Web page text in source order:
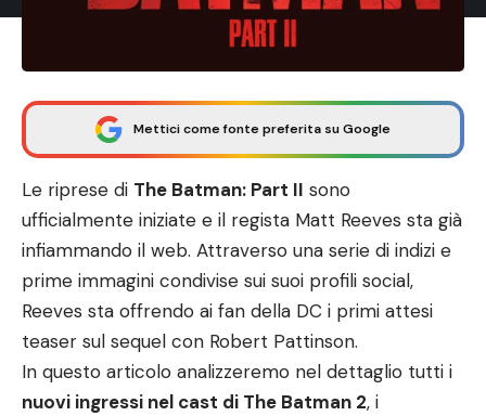
Mettici come fonte preferita su Google
Le riprese di The Batman: Part II sono
ufficialmente iniziate e il regista Matt Reeves sta già
infiammando il web. Attraverso una serie di indizi e
prime immagini condivise sui suoi profili social,
Reeves sta offrendo ai fan della DC i primi attesi
teaser sul sequel con Robert Pattinson.
In questo articolo analizzeremo nel dettaglio tutti i
nuovi ingressi nel cast di The Batman 2, i